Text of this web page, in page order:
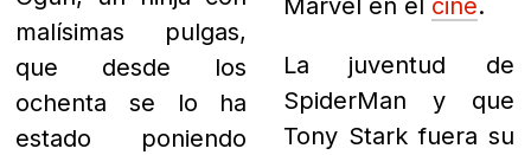
malísimas pulgas,
que desde los
ochenta se lo ha
estado poniendo
Marvel en el cine.
La juventud de
SpiderMan y que
Tony Stark fuera su